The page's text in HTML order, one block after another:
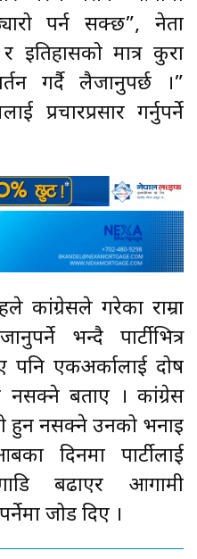
पर्न सक्छ”, नेता
इतिहासको मात्र कुरा
गर्दै लैजानुपर्छ ।”
प्रचारप्रसार गर्नुपर्ने
कांग्रेसले गरेका राम्रा
भन्दै पार्टीभित्र
एकअर्कालाई दोष
नसक्ने बताए । कांग्रेस
हुन नसक्ने उनको भनाइ
दिनमा पार्टीलाई
बढाएर आगामी
जोड दिए ।